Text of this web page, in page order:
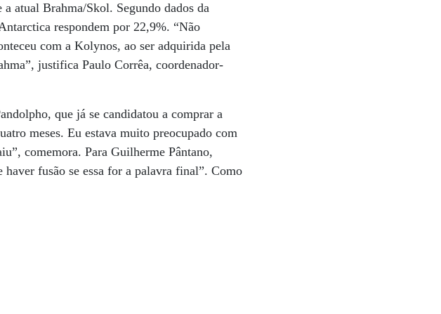
atual Brahma/Skol. Segundo dados da
respondem por 22,9%. “Não
com a Kolynos, ao ser adquirida pela
justifica Paulo Corrêa, coordenador-
que já se candidatou a comprar a
meses. Eu estava muito preocupado com
comemora. Para Guilherme Pântano,
fusão se essa for a palavra final”. Como